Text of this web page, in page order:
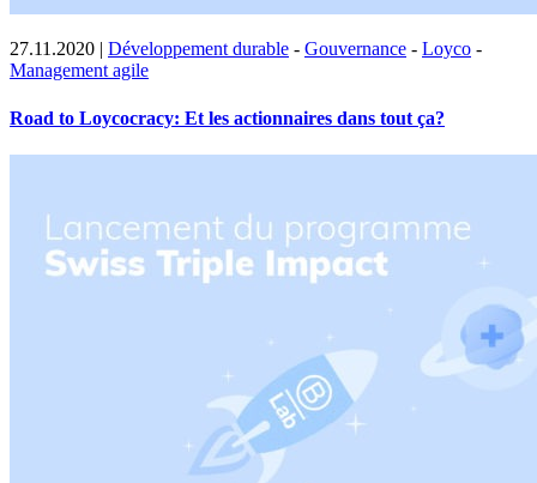
27.11.2020 | Développement durable - Gouvernance - Loyco -
Management agile
Road to Loycocracy: Et les actionnaires dans tout ça?